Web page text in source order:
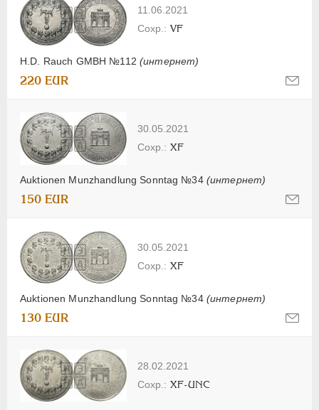
11.06.2021
H.D. Rauch GMBH №112 (интернет)
VF
220 EUR
30.05.2021
Auktionen Munzhandlung Sonntag №34 (интернет)
XF
150 EUR
30.05.2021
Auktionen Munzhandlung Sonntag №34 (интернет)
XF
130 EUR
28.02.2021
XF-UNC